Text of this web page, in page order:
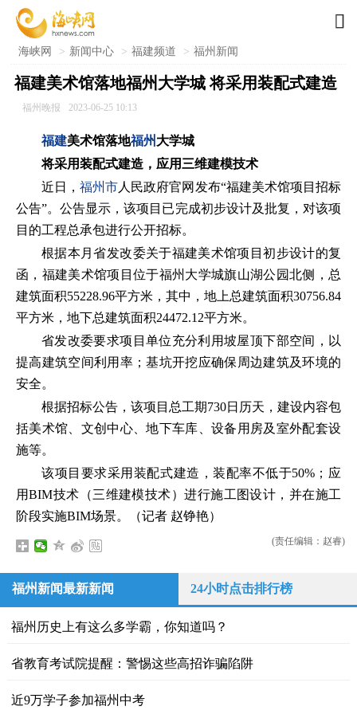

海峡网 > 新闻中心 > 福建频道 > 福州新闻
福建美术馆落地福州大学城 将采用装配式建造
福州晚报 2023-06-25 10:13
福建美术馆落地福州 大学城
将采用装配式建造，应用三维建模技术
近日，福州市人民政府官网发布“福建美术馆项目招标
公告”。公告显示，该项目已完成初步设计及批复，对该项
目的工程总承包进行公开招标。
根据本月省发改委关于福建美术馆项目初步设计的复
函，福建美术馆项目位于福州大学城旗山湖公园北侧，总
建筑面积55228.96平方米，其中，地上总建筑面积30756.84
平方米，地下总建筑面积24472.12平方米。
省发改委要求项目单位充分利用坡屋顶下部空间，以
提高建筑空间利用率；基坑开挖应确保周边建筑及环境的
安全。
根据招标公告，该项目总工期730日历天，建设内容包
括美术馆、文创中心、地下车库、设备用房及室外配套设
施等。
该项目要求采用装配式建造，装配率不低于50%；应
用BIM技术（三维建模技术）进行施工图设计，并在施工
阶段实施BIM场景。（记者 赵铮艳）
(责任编辑：赵睿)
福州新闻最新新闻 24小时点击排行榜
福州历史上有这么多学霸，你知道吗？
省教育考试院提醒：警惕这些高招诈骗陷阱
近9万学子参加福州中考